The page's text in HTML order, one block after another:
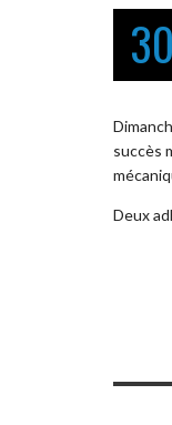
30
succès
Deux